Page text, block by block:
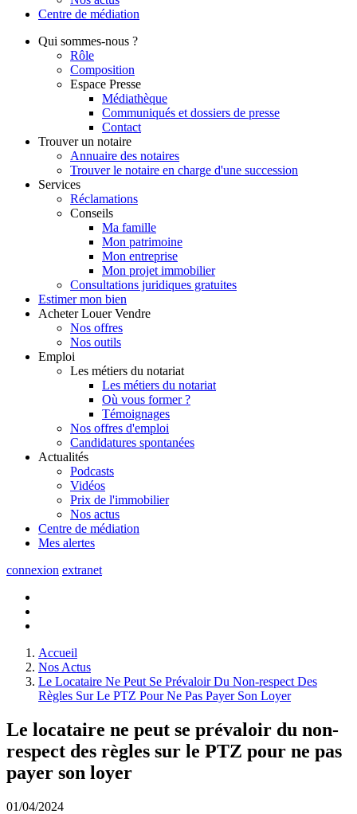
Centre de médiation
Qui sommes-nous ?
Rôle
Composition
Espace Presse
Médiathèque
Communiqués et dossiers de presse
Contact
Trouver un notaire
Annuaire des notaires
Trouver le notaire en charge d'une succession
Services
Réclamations
Conseils
Ma famille
Mon patrimoine
Mon entreprise
Mon projet immobilier
Consultations juridiques gratuites
Estimer mon bien
Acheter Louer Vendre
Nos offres
Nos outils
Emploi
Les métiers du notariat
Les métiers du notariat
Où vous former ?
Témoignages
Nos offres d'emploi
Candidatures spontanées
Actualités
Podcasts
Vidéos
Prix de l'immobilier
Nos actus
Centre de médiation
Mes alertes
connexion extranet
Accueil
Nos Actus
Le Locataire Ne Peut Se Prévaloir Du Non-respect Des
Règles Sur Le PTZ Pour Ne Pas Payer Son Loyer
Le locataire ne peut se prévaloir du non-
respect des règles sur le PTZ pour ne pas
payer son loyer
01/04/2024